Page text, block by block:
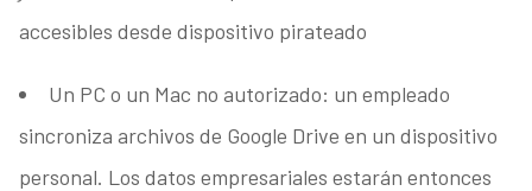
accesibles desde dispositivo pirateado
Un PC o un Mac no autorizado: un empleado
sincroniza archivos de Google Drive en un dispositivo
personal. Los datos empresariales estarán entonces